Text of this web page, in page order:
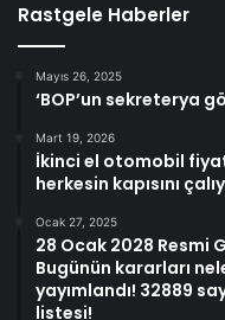
Rastgele Haberler
Mayıs 26, 2025
‘BOP’un sekreterya
Mart 19, 2026
İkinci el otomobil
herkesin kapısını
Ocak 27, 2025
28 Ocak 2028 Resmi
Bugünün kararları
yayımlandı! 32889
listesi!